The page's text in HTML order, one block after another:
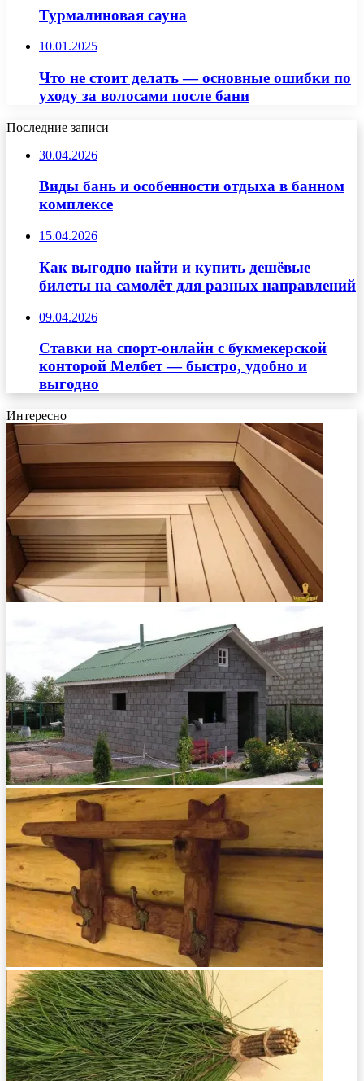
Турмалиновая сауна
10.01.2025
Что не стоит делать — основные ошибки по
уходу за волосами после бани
Последние записи
30.04.2026
Виды бань и особенности отдыха в банном
комплексе
15.04.2026
Как выгодно найти и купить дешёвые
билеты на самолёт для разных направлений
09.04.2026
Ставки на спорт-онлайн с букмекерской
конторой Мелбет — быстро, удобно и
выгодно
Интересно